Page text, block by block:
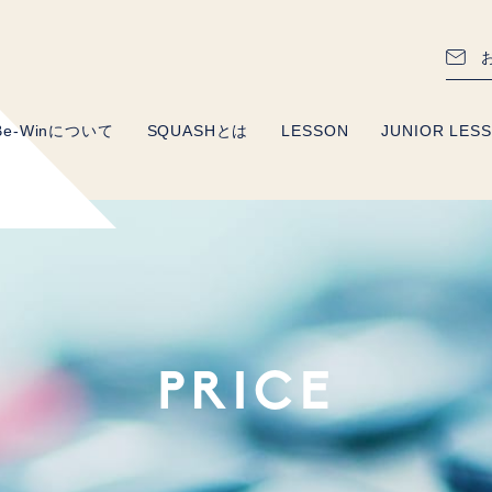
Winについて SQUASHとは LESSON JUNIOR
PRICE